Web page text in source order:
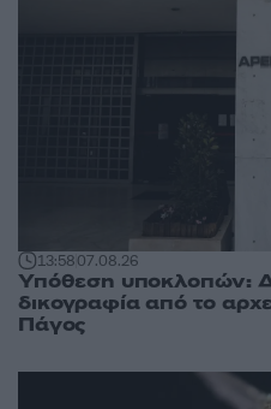
13:5807.08.26
Υπόθεση υποκλοπών:
δικογραφία από το
Πάγος